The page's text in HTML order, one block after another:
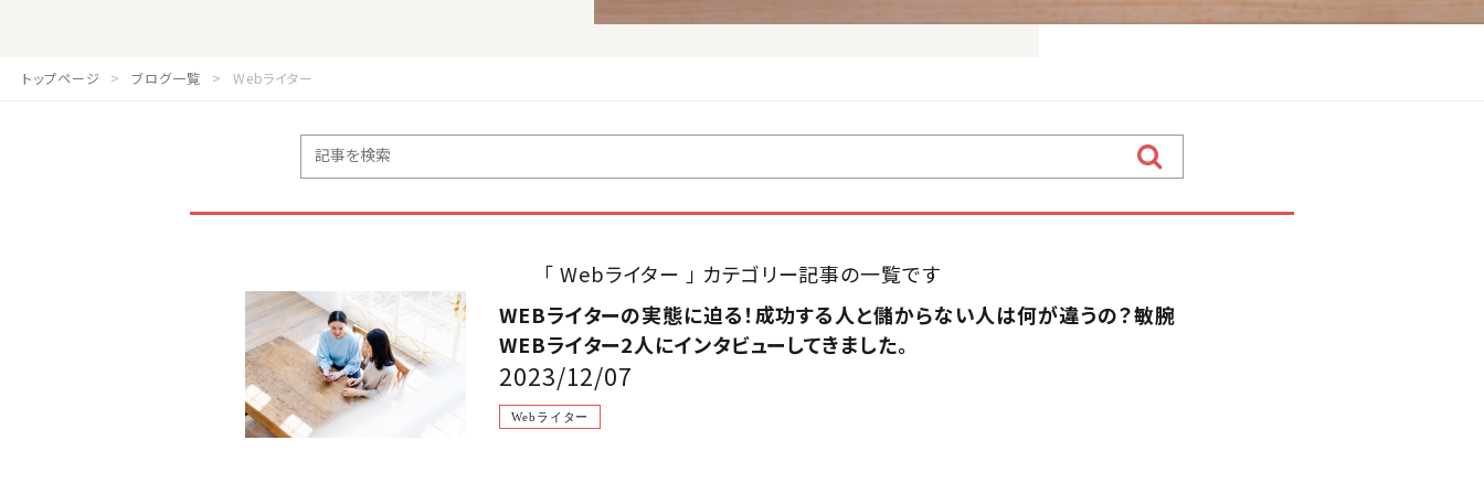
トップページ ブログ一覧 Webライター
「 Webライター 」 カテゴリー記事の一覧です
WEBライターの実態に迫る！成功する人と儲からない人は何が違うの？敏腕
WEBライター2人にインタビューしてきました。
2023/12/07
Webライター